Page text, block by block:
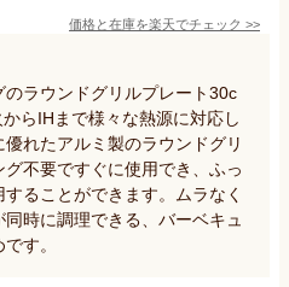
価格と在庫を楽天でチェック >>
ラウンドグリルプレート30c
らIHまで様々な熱源に対応し
れたアルミ製のラウンドグリ
不要ですぐに使用でき、ふっ
ることができます。ムラなく
時に調理できる、バーベキュ
す。